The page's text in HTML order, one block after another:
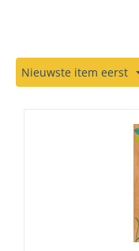
Nieuwste item eerst